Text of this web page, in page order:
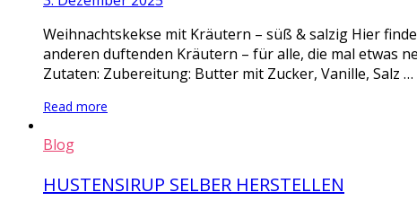
Weihnachtskekse mit Kräutern – süß & salzig Hier
anderen duftenden Kräutern – für alle, die mal etwas
Zutaten: Zubereitung: Butter mit Zucker, Vanille, Salz …
Read more
Blog
HUSTENSIRUP SELBER HERSTELLEN